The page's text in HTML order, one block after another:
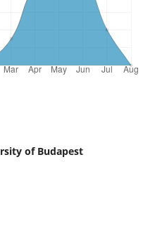
of Budapest